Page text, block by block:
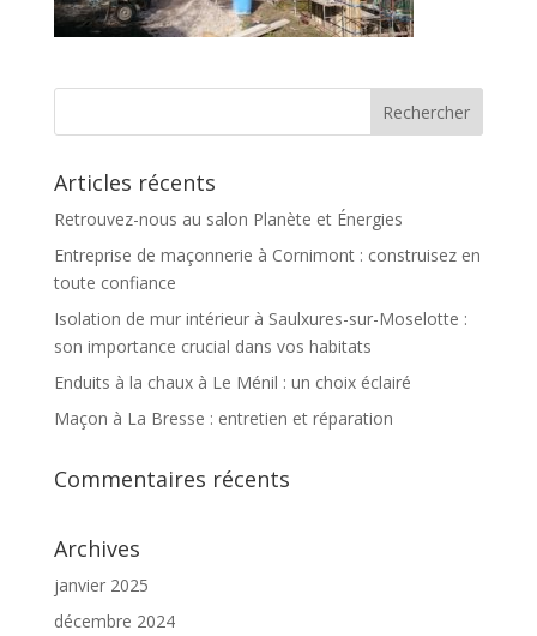
Articles récents
Retrouvez-nous au salon Planète et Énergies
Entreprise de maçonnerie à Cornimont : construisez en
toute confiance
Isolation de mur intérieur à Saulxures-sur-Moselotte :
son importance crucial dans vos habitats
Enduits à la chaux à Le Ménil : un choix éclairé
Maçon à La Bresse : entretien et réparation
Commentaires récents
Archives
janvier 2025
décembre 2024